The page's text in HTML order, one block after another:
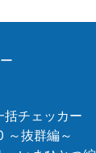
チェッカー
～抜群編～